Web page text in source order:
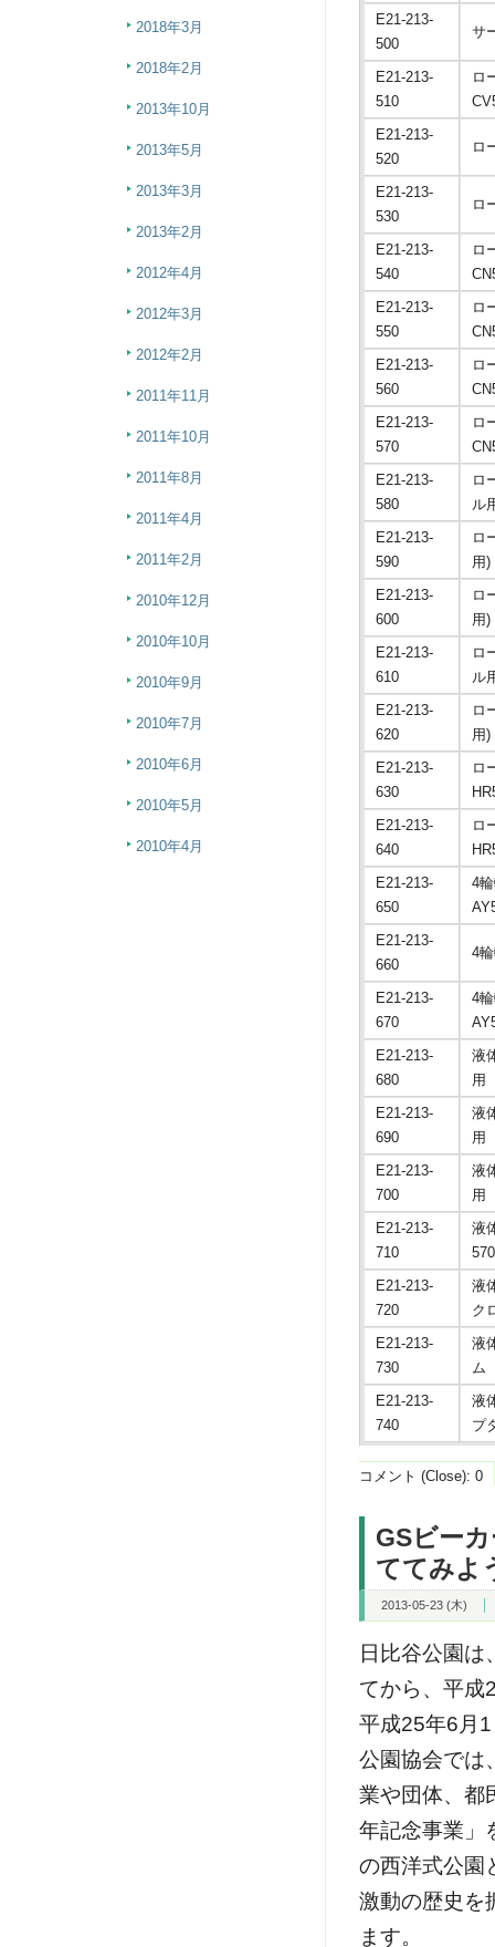
E21-213-
500
サ
E21-213-
510
ロ
E21-213-
520
ロ
E21-213-
530
ロ
E21-213-
540
ロ
E21-213-
550
ロ
E21-213-
560
ロ
E21-213-
570
ロ
E21-213-
580
ロ
ル
E21-213-
590
ロ
用
E21-213-
600
ロ
用
E21-213-
610
ロ
ル
E21-213-
620
ロ
用
E21-213-
630
ロ
E21-213-
640
ロ
E21-213-
650
4
E21-213-
660
4
E21-213-
670
4
E21-213-
680
液
用
E21-213-
690
液
用
E21-213-
700
液
用
E21-213-
710
液
E21-213-
720
液
ク
E21-213-
730
液
ム
E21-213-
740
液
プ
コメント (Close): 0
GSビー
ててみよ
2013-05-23 (木)
日比谷公園
てから、平成
平成25年6月
公園協会では
業や団体、都
年記念事業」
の西洋式公園
激動の歴史を
ます。
2018年3月
2018年2月
2013年10月
2013年5月
2013年3月
2013年2月
2012年4月
2012年3月
2012年2月
2011年11月
2011年10月
2011年8月
2011年4月
2011年2月
2010年12月
2010年10月
2010年9月
2010年7月
2010年6月
2010年5月
2010年4月